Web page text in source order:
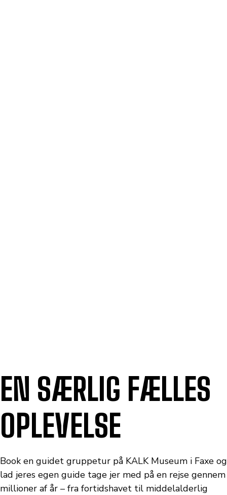
EN SÆRLIG FÆLLES
OPLEVELSE
Book en guidet gruppetur på KALK Museum i Faxe og
lad jeres egen guide tage jer med på en rejse gennem
millioner af år – fra fortidshavet til middelalderlig